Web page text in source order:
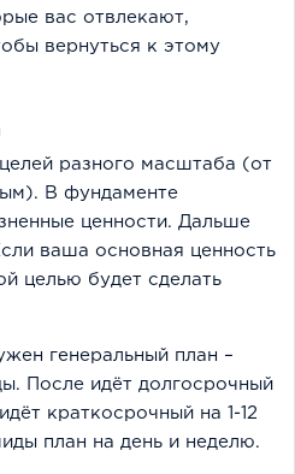
вас отвлекают,
вернуться к этому
разного масштаба (от
В фундаменте
ценности. Дальше
ваша основная ценность
целью будет сделать
генеральный план –
После идёт долгосрочный
краткосрочный на 1-12
план на день и неделю.